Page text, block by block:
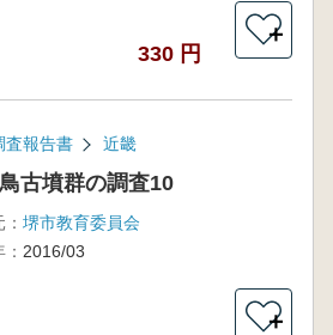
330 円
＋
査報告書 近畿
古墳群の調査10
堺市教育委員会
2016/03
＋